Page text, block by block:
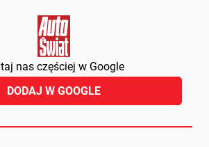
nas częściej w Google
DODAJ W GOOGLE